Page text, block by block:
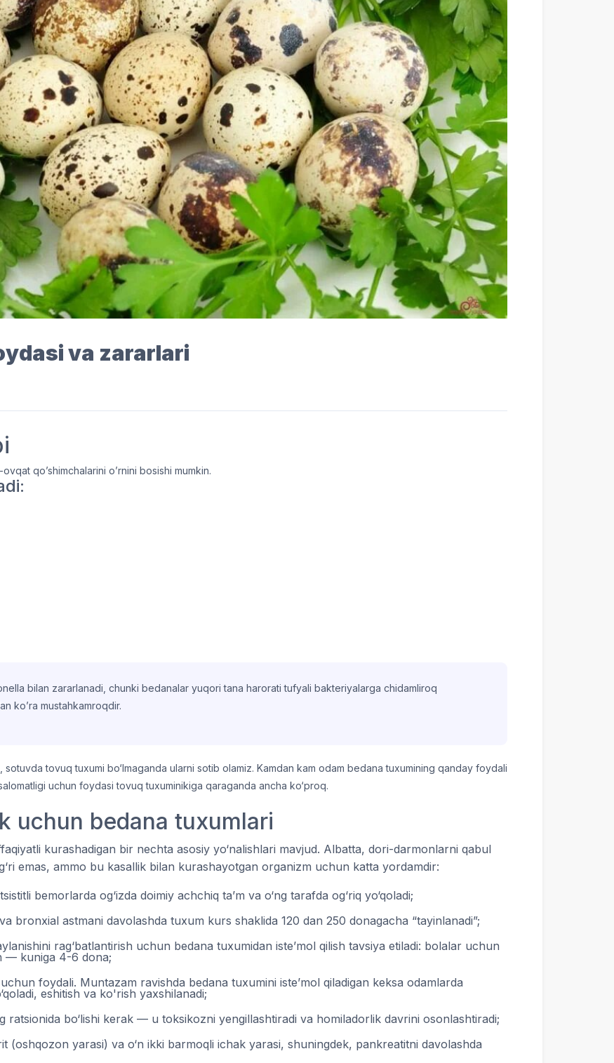
va zararlari
qo’shimchalarini o’rnini bosishi mumkin.
bilan zararlanadi, chunki bedanalar yuqori tana harorati tufyali bakteriyalarga chidamliroq
ko’ra mustahkamroqdir.
tovuq tuxumi bo‘lmaganda ularni sotib olamiz. Kamdan kam odam bedana tuxumining qanday foydali
uchun foydasi tovuq tuxuminikiga qaraganda ancha ko‘proq.
uchun bedana tuxumlari
kurashadigan bir nechta asosiy yo‘nalishlari mavjud. Albatta, dori-darmonlarni qabul
emas, ammo bu kasallik bilan kurashayotgan organizm uchun katta yordamdir:
bemorlarda og‘izda doimiy achchiq ta’m va o‘ng tarafda og‘riq yo‘qoladi;
bronxial astmani davolashda tuxum kurs shaklida 120 dan 250 donagacha “tayinlanadi”;
rag‘batlantirish uchun bedana tuxumidan iste’mol qilish tavsiya etiladi: bolalar uchun
— kuniga 4-6 dona;
foydali. Muntazam ravishda bedana tuxumini iste’mol qiladigan keksa odamlarda
eshitish va ko'rish yaxshilanadi;
ratsionida bo‘lishi kerak — u toksikozni yengillashtiradi va homiladorlik davrini osonlashtiradi;
(oshqozon yarasi) va o‘n ikki barmoqli ichak yarasi, shuningdek, pankreatitni davolashda